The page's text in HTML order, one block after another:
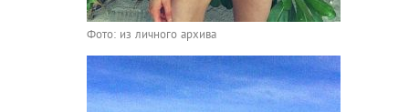
Фото: из личного архива